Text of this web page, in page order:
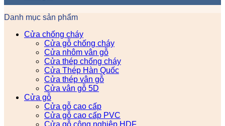
Danh mục sản phẩm
Cửa chống cháy
Cửa gỗ chống cháy
Cửa nhôm vân gỗ
Cửa thép chống cháy
Cửa Thép Hàn Quốc
Cửa thép vân gỗ
Cửa vân gỗ 5D
Cửa gỗ
Cửa gỗ cao cấp
Cửa gỗ cao cấp PVC
Cửa gỗ công nghiệp HDF